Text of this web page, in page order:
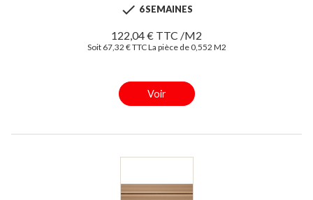
 6 SEMAINES
122,04 € TTC /M2
Soit 67,32 € TTC La pièce de 0,552 M2
Voir